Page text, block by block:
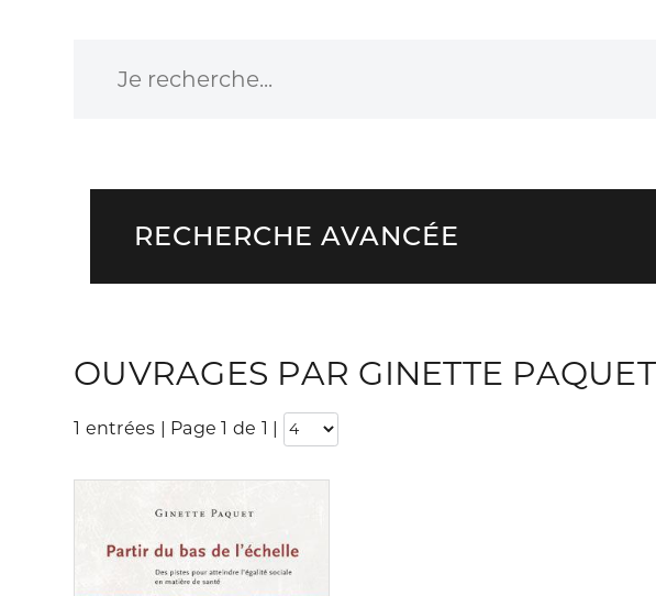
RECHERCHE AVANCÉE
OUVRAGES PAR GINETTE PAQUET
1 entrées | Page 1 de 1 |